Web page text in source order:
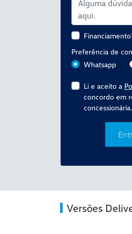
Preferência de
Whatsapp
Li e aceito a
concordo em
concessionária.
Versões